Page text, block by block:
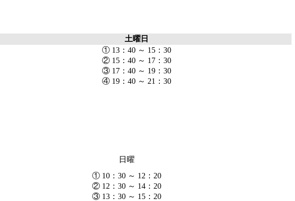
土曜日
① 13：40 ～ 15：30
② 15：40 ～ 17：30
③ 17：40 ～ 19：30
④ 19：40 ～ 21：30
日曜
① 10：30 ～ 12：20
② 12：30 ～ 14：20
③ 13：30 ～ 15：20